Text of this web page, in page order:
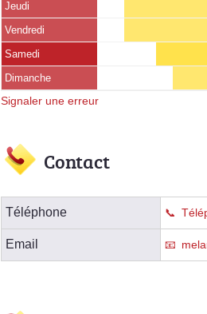
Jeudi
Vendredi
Samedi
Dimanche
Signaler une erreur
Contact
Téléphone
Email